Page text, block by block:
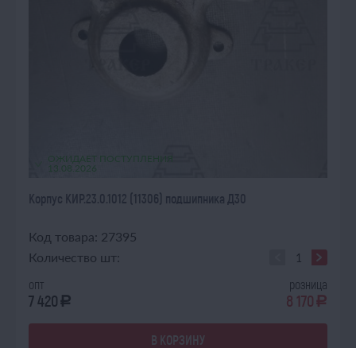
ОЖИДАЕТ ПОСТУПЛЕНИЯ
13.08.2026
Корпус КИР.23.0.1012 (11306) подшипника Д30
Код товара: 27395
Количество шт:
опт
7 420 a
розница
8 170 a
В КОРЗИНУ